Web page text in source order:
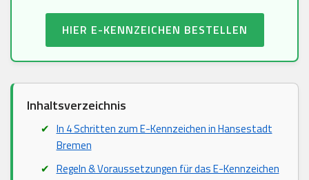
HIER E-KENNZEICHEN BESTELLEN
Inhaltsverzeichnis
In 4 Schritten zum E-Kennzeichen in Hansestadt
Bremen
Regeln & Voraussetzungen für das E-Kennzeichen